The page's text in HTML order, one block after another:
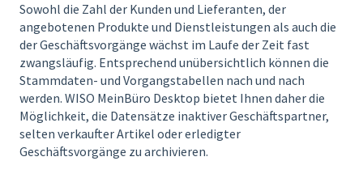
Sowohl die Zahl der Kunden und Lieferanten, der
angebotenen Produkte und Dienstleistungen als auch die
der Geschäftsvorgänge wächst im Laufe der Zeit fast
zwangsläufig. Entsprechend unübersichtlich können die
Stammdaten- und Vorgangstabellen nach und nach
werden. WISO MeinBüro Desktop bietet Ihnen daher die
Möglichkeit, die Datensätze inaktiver Geschäftspartner,
selten verkaufter Artikel oder erledigter
Geschäftsvorgänge zu archivieren.